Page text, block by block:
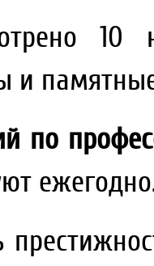
10
и
по